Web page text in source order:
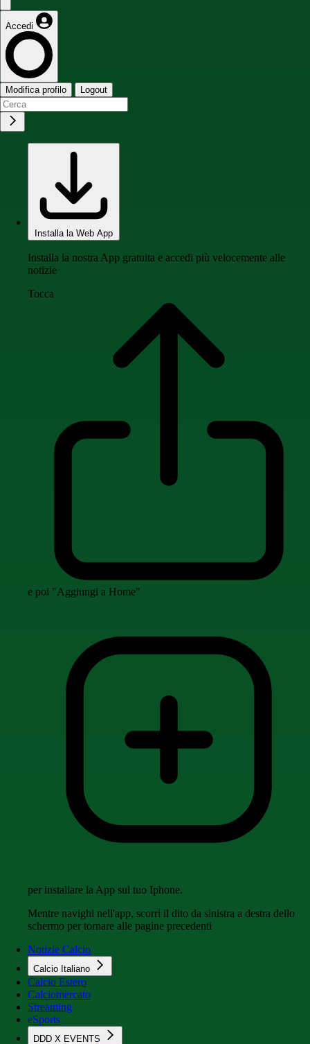
Accedi
Modifica profilo Logout
Installa la Web App
Installa la nostra App gratuita e accedi più velocemente alle
notizie
Tocca
e poi "Aggiungi a Home"
per installare la App sul tuo Iphone.
Mentre navighi nell'app, scorri il dito da sinistra a destra dello
schermo per tornare alle pagine precedenti
Notizie Calcio
Calcio Italiano
Calcio Estero
Calciomercato
Streaming
eSports
DDD X EVENTS